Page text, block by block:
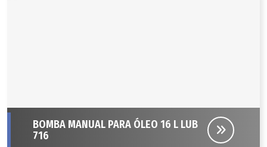
BOMBA MANUAL PARA ÓLEO 16 L LUB
716